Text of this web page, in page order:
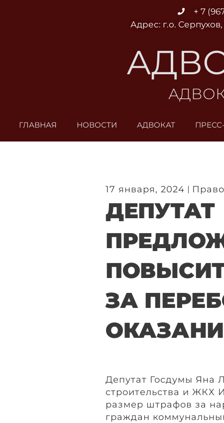
+ 7
Адрес: г.о.
ГЛАВНАЯ НОВОСТИ АДВОКАТ
17 января, 2024
ДЕПУТАТ
ЗА
Депутат Госдумы Яна
строительства и ЖКХ
размер штрафов за
граждан